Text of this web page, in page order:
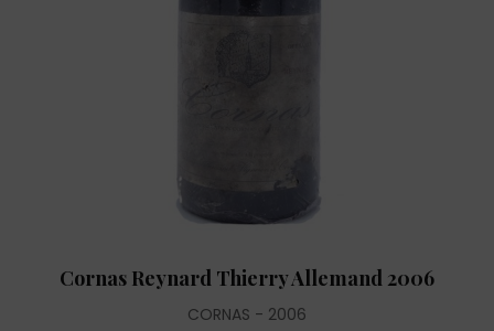
Cornas Reynard Thierry Allemand 2006
CORNAS 2006